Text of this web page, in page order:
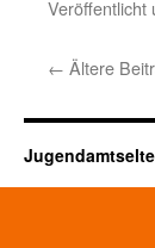
Veröffentlicht
← Ältere